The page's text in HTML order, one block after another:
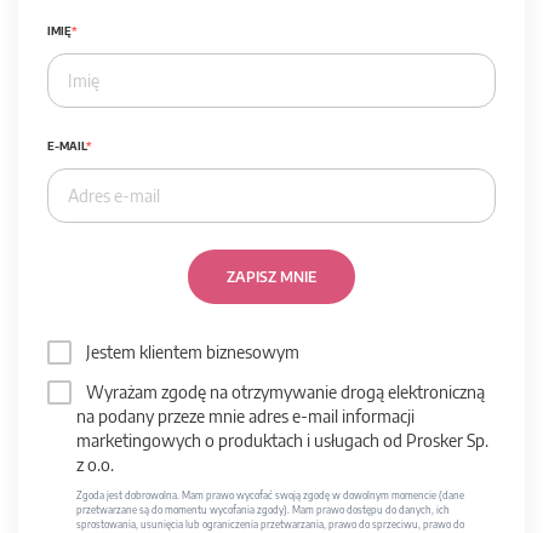
IMIĘ
E-MAIL
ZAPISZ MNIE
Jestem klientem biznesowym
Wyrażam zgodę na otrzymywanie drogą elektroniczną
na podany przeze mnie adres e-mail informacji
marketingowych o produktach i usługach od Prosker Sp.
z o.o.
Zgoda jest dobrowolna. Mam prawo wycofać swoją zgodę w dowolnym momencie (dane
przetwarzane są do momentu wycofania zgody). Mam prawo dostępu do danych, ich
sprostowania, usunięcia lub ograniczenia przetwarzania, prawo do sprzeciwu, prawo do